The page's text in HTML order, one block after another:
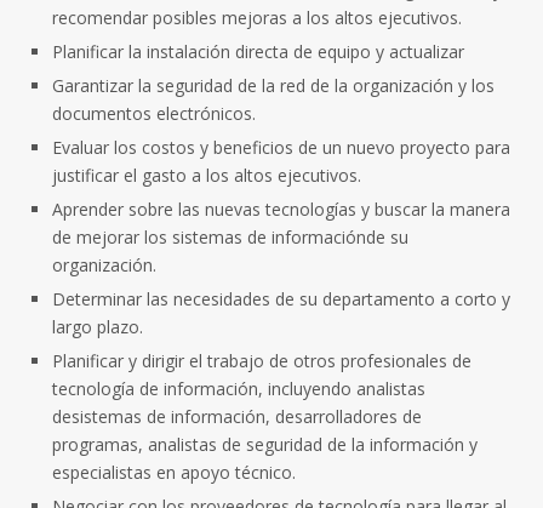
recomendar posibles mejoras a los altos ejecutivos.
Planificar la instalación directa de equipo y actualizar
Garantizar la seguridad de la red de la organización y los
documentos electrónicos.
Evaluar los costos y beneficios de un nuevo proyecto para
justificar el gasto a los altos ejecutivos.
Aprender sobre las nuevas tecnologías y buscar la manera
de mejorar los sistemas de informaciónde su
organización.
Determinar las necesidades de su departamento a corto y
largo plazo.
Planificar y dirigir el trabajo de otros profesionales de
tecnología de información, incluyendo analistas
desistemas de información, desarrolladores de
programas, analistas de seguridad de la información y
especialistas en apoyo técnico.